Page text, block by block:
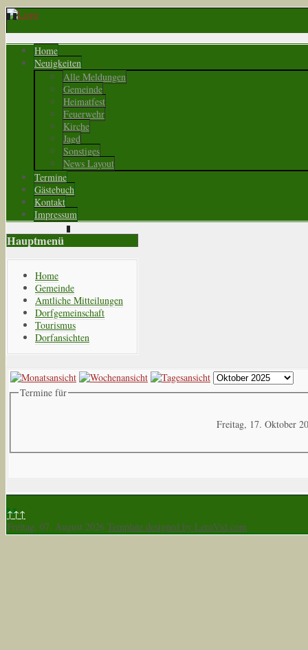
Home
Neuigkeiten
Alle Meldungen
Gemeinde
Heimatfest
Feuerwehr
Kirche
Jagd
Sonstiges
News Layout
Termine
Gästebuch
Kontakt
Impressum
Hauptmenü
Home
Gemeinde
Amtliche Mitteilungen
Dorfgemeinschaft
Tourismus
Dorfansichten
Termine für
Freitag, 17. Oktober
↑↑↑
Freitag, 07. August 2026 Template designed by LernVid.com